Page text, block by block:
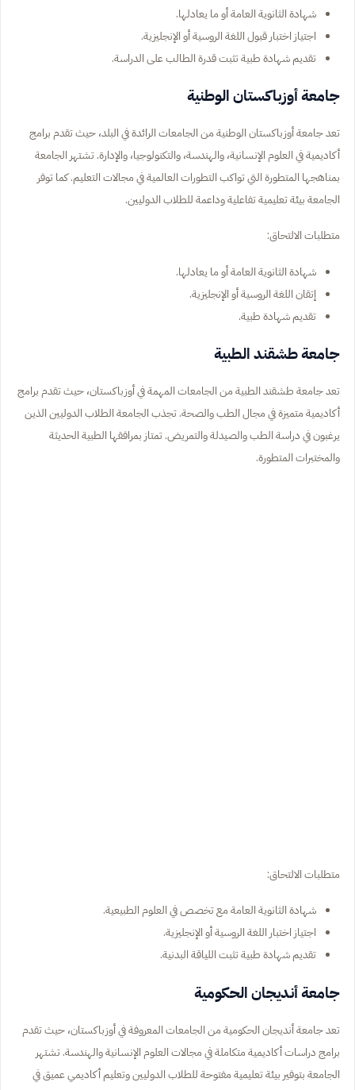
شهادة الثانوية العامة أو ما يعادلها.
اجتياز اختبار قبول اللغة الروسية أو الإنجليزية.
تقديم شهادة طبية تثبت قدرة الطالب على الدراسة.
جامعة أوزباكستان الوطنية
تعد جامعة أوزباكستان الوطنية من الجامعات الرائدة في البلد، حيث تقدم برامج
أكاديمية في العلوم الإنسانية، والهندسة، والتكنولوجيا، والإدارة. تشتهر الجامعة
بمناهجها المتطورة التي تواكب التطورات العالمية في مجالات التعليم. كما توفر
الجامعة بيئة تعليمية تفاعلية وداعمة للطلاب الدوليين.
متطلبات الالتحاق:
شهادة الثانوية العامة أو ما يعادلها.
إتقان اللغة الروسية أو الإنجليزية.
تقديم شهادة طبية.
جامعة طشقند الطبية
تعد جامعة طشقند الطبية من الجامعات المهمة في أوزباكستان، حيث تقدم برامج
أكاديمية متميزة في مجال الطب والصحة. تجذب الجامعة الطلاب الدوليين الذين
يرغبون في دراسة الطب والصيدلة والتمريض. تمتاز بمرافقها الطبية الحديثة
والمختبرات المتطورة.
متطلبات الالتحاق:
شهادة الثانوية العامة مع تخصص في العلوم الطبيعية.
اجتياز اختبار اللغة الروسية أو الإنجليزية.
تقديم شهادة طبية تثبت اللياقة البدنية.
جامعة أنديجان الحكومية
تعد جامعة أنديجان الحكومية من الجامعات المعروفة في أوزباكستان، حيث تقدم
برامج دراسات أكاديمية متكاملة في مجالات العلوم الإنسانية والهندسة. تشتهر
الجامعة بتوفير بيئة تعليمية مفتوحة للطلاب الدوليين وتعليم أكاديمي عميق في